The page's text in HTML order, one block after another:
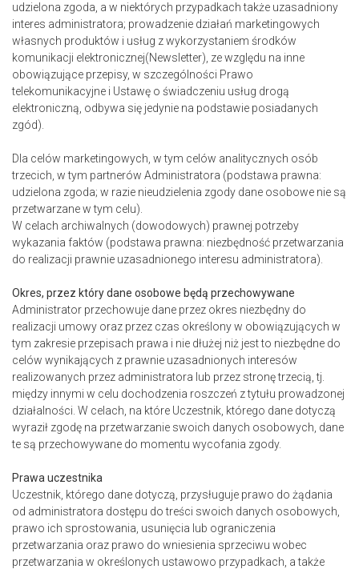
udzielona zgoda, a w niektórych przypadkach także uzasadniony
interes administratora; prowadzenie działań marketingowych
własnych produktów i usług z wykorzystaniem środków
komunikacji elektronicznej(Newsletter), ze względu na inne
obowiązujące przepisy, w szczególności Prawo
telekomunikacyjne i Ustawę o świadczeniu usług drogą
elektroniczną, odbywa się jedynie na podstawie posiadanych
zgód).
Dla celów marketingowych, w tym celów analitycznych osób
trzecich, w tym partnerów Administratora (podstawa prawna:
udzielona zgoda; w razie nieudzielenia zgody dane osobowe nie są
przetwarzane w tym celu).
W celach archiwalnych (dowodowych) prawnej potrzeby
wykazania faktów (podstawa prawna: niezbędność przetwarzania
do realizacji prawnie uzasadnionego interesu administratora).
Okres, przez który dane osobowe będą przechowywane
Administrator przechowuje dane przez okres niezbędny do
realizacji umowy oraz przez czas określony w obowiązujących w
tym zakresie przepisach prawa i nie dłużej niż jest to niezbędne do
celów wynikających z prawnie uzasadnionych interesów
realizowanych przez administratora lub przez stronę trzecią, tj.
między innymi w celu dochodzenia roszczeń z tytułu prowadzonej
działalności. W celach, na które Uczestnik, którego dane dotyczą
wyraził zgodę na przetwarzanie swoich danych osobowych, dane
te są przechowywane do momentu wycofania zgody.
Prawa uczestnika
Uczestnik, którego dane dotyczą, przysługuje prawo do żądania
od administratora dostępu do treści swoich danych osobowych,
prawo ich sprostowania, usunięcia lub ograniczenia
przetwarzania oraz prawo do wniesienia sprzeciwu wobec
przetwarzania w określonych ustawowo przypadkach, a także